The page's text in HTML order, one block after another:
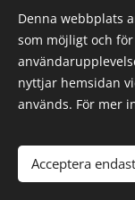
Cookie-
Denna webbplats
som möjligt och
nyttjar hemsidan
används. För mer
Acceptera